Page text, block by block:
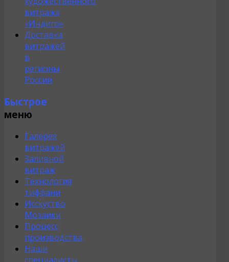
витража
«Индиго»
Доставка
витражей
в
регионы
России
Быстрое
меню
Галерея
витражей
Заливной
витраж
Технология
тиффани
Исскуство
Мозаики
Процесс
производства
Наши